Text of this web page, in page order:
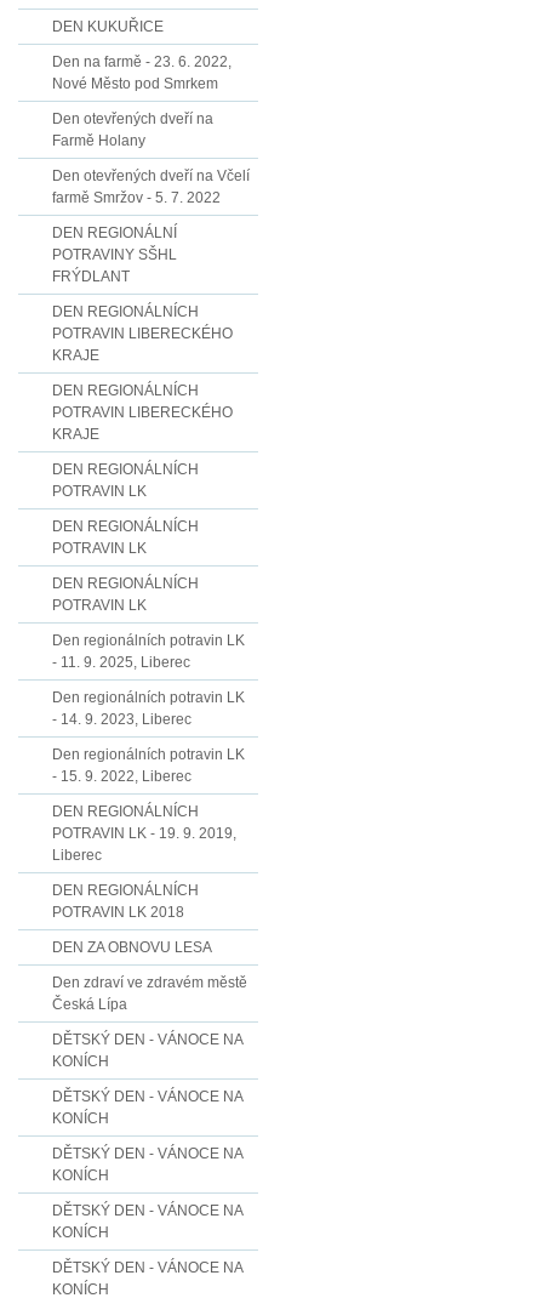
DEN KUKUŘICE
Den na farmě - 23. 6. 2022,
Nové Město pod Smrkem
Den otevřených dveří na
Farmě Holany
Den otevřených dveří na Včelí
farmě Smržov - 5. 7. 2022
DEN REGIONÁLNÍ
POTRAVINY SŠHL
FRÝDLANT
DEN REGIONÁLNÍCH
POTRAVIN LIBERECKÉHO
KRAJE
DEN REGIONÁLNÍCH
POTRAVIN LIBERECKÉHO
KRAJE
DEN REGIONÁLNÍCH
POTRAVIN LK
DEN REGIONÁLNÍCH
POTRAVIN LK
DEN REGIONÁLNÍCH
POTRAVIN LK
Den regionálních potravin LK
- 11. 9. 2025, Liberec
Den regionálních potravin LK
- 14. 9. 2023, Liberec
Den regionálních potravin LK
- 15. 9. 2022, Liberec
DEN REGIONÁLNÍCH
POTRAVIN LK - 19. 9. 2019,
Liberec
DEN REGIONÁLNÍCH
POTRAVIN LK 2018
DEN ZA OBNOVU LESA
Den zdraví ve zdravém městě
Česká Lípa
DĚTSKÝ DEN - VÁNOCE NA
KONÍCH
DĚTSKÝ DEN - VÁNOCE NA
KONÍCH
DĚTSKÝ DEN - VÁNOCE NA
KONÍCH
DĚTSKÝ DEN - VÁNOCE NA
KONÍCH
DĚTSKÝ DEN - VÁNOCE NA
KONÍCH